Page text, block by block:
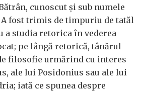
cunoscut și sub numele
A fost trimis de timpuriu de tatăl
a studia retorica în vederea
pe lângă retorică, tânărul
filosofie urmărind cu interes
ale lui Posidonius sau ale lui
iată ce spunea despre